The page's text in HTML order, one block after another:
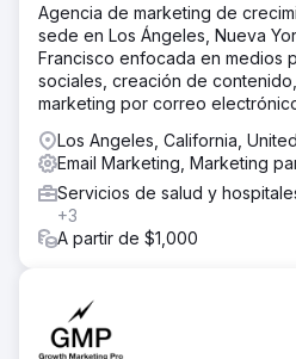
Agencia de marketing de
sede en Los Ángeles, Nueva
Francisco enfocada en medios
sociales, creación de
marketing por correo
Los Angeles, California,
Email Marketing, Marketing
Servicios de salud y
+3
A partir de $1,000